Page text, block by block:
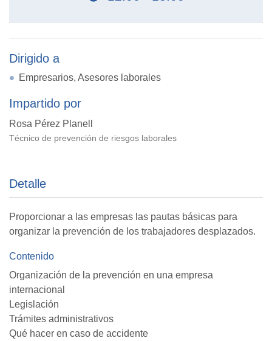
Dirigido a
Empresarios, Asesores laborales
Impartido por
Rosa Pérez Planell
Técnico de prevención de riesgos laborales
Detalle
Proporcionar a las empresas las pautas básicas para
organizar la prevención de los trabajadores desplazados.
Contenido
Organización de la prevención en una empresa
internacional
Legislación
Trámites administrativos
Qué hacer en caso de accidente